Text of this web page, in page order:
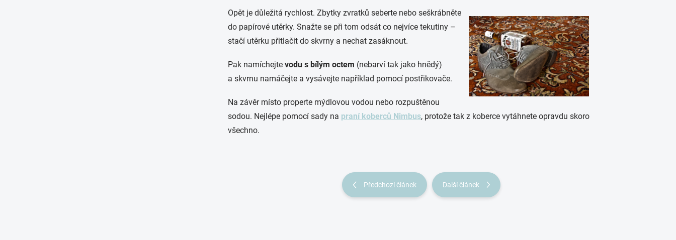
Opět je důležitá rychlost. Zbytky zvratků seberte nebo seškrábněte
do papírové utěrky. Snažte se při tom odsát co nejvíce tekutiny –
stačí utěrku přitlačit do skvrny a nechat zasáknout.
Pak namíchejte vodu s bílým octem (nebarví tak jako hnědý)
a skvrnu namáčejte a vysávejte například pomocí postřikovače.
Na závěr místo properte mýdlovou vodou nebo rozpuštěnou
sodou. Nejlépe pomocí sady na praní koberců Nimbus, protože tak z koberce vytáhnete opravdu skoro
všechno.
Předchozí článek Další článek